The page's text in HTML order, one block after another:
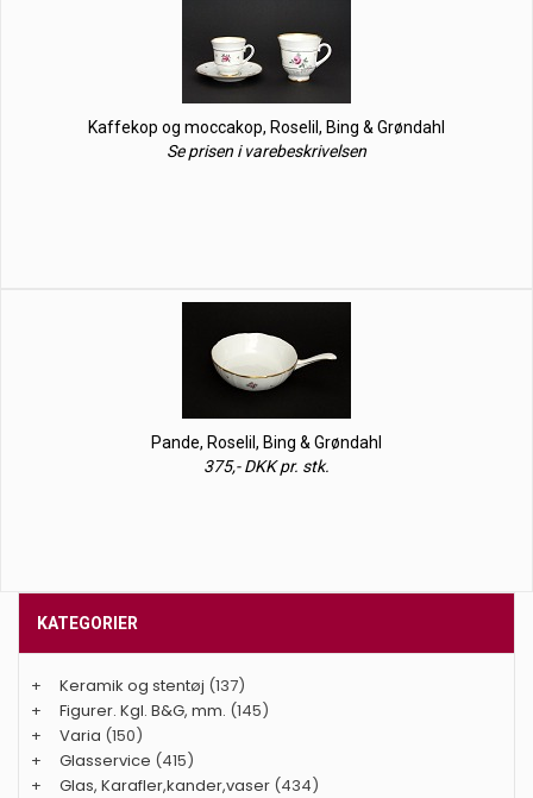
Kaffekop og moccakop, Roselil, Bing & Grøndahl
Se prisen i varebeskrivelsen
Pande, Roselil, Bing & Grøndahl
375,- DKK pr. stk.
KATEGORIER
+ Keramik og stentøj (137)
+
Figurer. Kgl. B&G, mm. (145)
+
Varia (150)
+
Glasservice (415)
+
Glas, Karafler,kander,vaser (434)